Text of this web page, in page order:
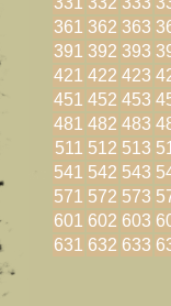
361 362 363
391 392 393
421 422 423
451 452 453
481 482 483
511 512 513
541 542 543
571 572 573
601 602 603
631 632 633